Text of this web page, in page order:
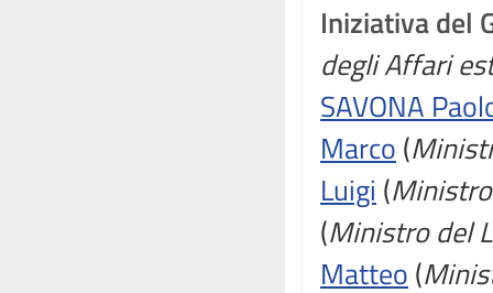
Iniziativa del
degli Affari
SAVONA
Marco (
Luigi (
(Ministro del
Matteo (